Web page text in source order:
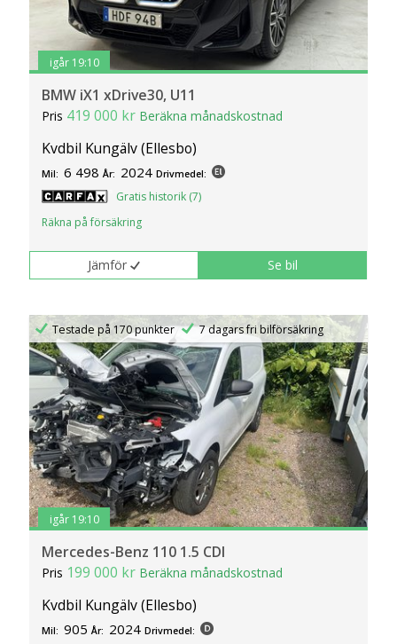
igår 19:10
BMW iX1 xDrive30, U11
Pris 419 000 kr Beräkna månadskostnad
Kvdbil Kungälv (Ellesbo)
Mil: 6 498 År: 2024 Drivmedel:
Gratis historik (7)
Räkna på försäkring
Jämför Se bil
Testade på 170 punkter 7 dagars fri bilförsäkring
igår 19:10
Mercedes-Benz 110 1.5 CDI
Pris 199 000 kr Beräkna månadskostnad
Kvdbil Kungälv (Ellesbo)
Mil: 905 År: 2024 Drivmedel: